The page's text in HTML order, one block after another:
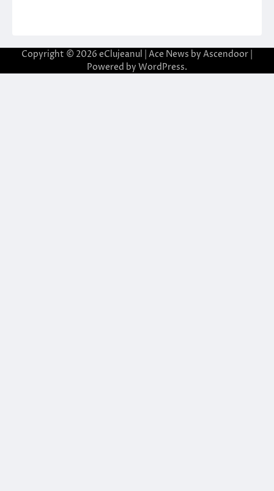
Copyright © 2026 eClujeanul | Ace News by Ascendoor
Powered by WordPress.